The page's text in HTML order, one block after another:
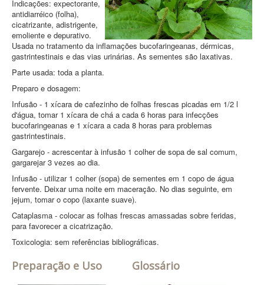
Indicações: expectorante,
antidiarréico (folha),
cicatrizante, adistrigente,
emoliente e depurativo.
Usada no tratamento da inflamações bucofaringeanas, dérmicas,
gastrintestinais e das vias urinárias. As sementes são laxativas.
Parte usada: toda a planta.
Preparo e dosagem:
Infusão - 1 xícara de cafezinho de folhas frescas picadas em 1/2 l
d'água, tomar 1 xícara de chá a cada 6 horas para infecções
bucofaringeanas e 1 xícara a cada 8 horas para problemas
gastrintestinais.
Gargarejo - acrescentar à infusão 1 colher de sopa de sal comum,
gargarejar 3 vezes ao dia.
Infusão - utilizar 1 colher (sopa) de sementes em 1 copo de água
fervente. Deixar uma noite em maceração. No dias seguinte, em
jejum, tomar o copo (laxante suave).
Cataplasma - colocar as folhas frescas amassadas sobre feridas,
para favorecer a cicatrização.
Toxicologia: sem referências bibliográficas.
Preparação e Uso Glossário